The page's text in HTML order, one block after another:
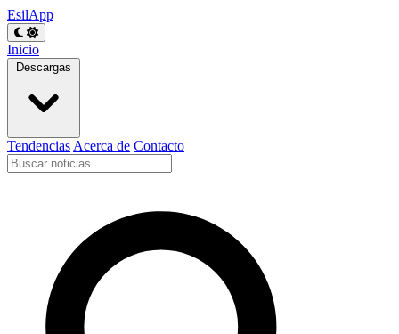
EsilApp
Inicio
Descargas
Tendencias Acerca de Contacto